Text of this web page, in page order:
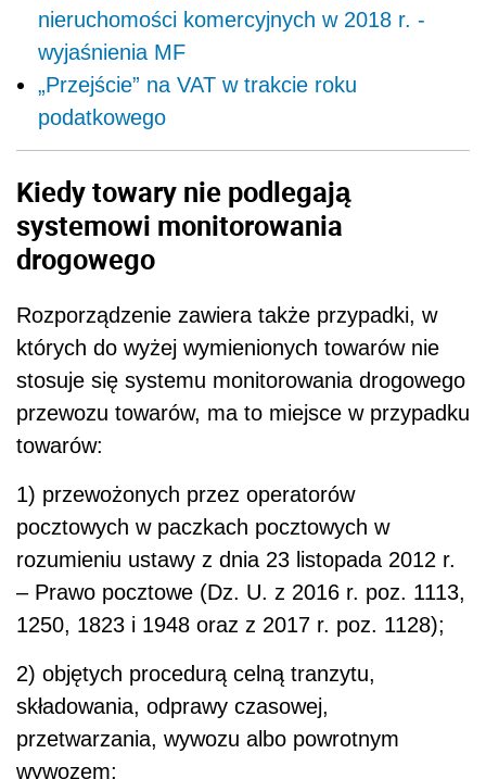
nieruchomości komercyjnych w 2018 r. -
wyjaśnienia MF
„Przejście” na VAT w trakcie roku
podatkowego
Kiedy towary nie podlegają
systemowi monitorowania
drogowego
Rozporządzenie zawiera także przypadki, w
których do wyżej wymienionych towarów nie
stosuje się systemu monitorowania drogowego
przewozu towarów, ma to miejsce w przypadku
towarów:
1) przewożonych przez operatorów
pocztowych w paczkach pocztowych w
rozumieniu ustawy z dnia 23 listopada 2012 r.
– Prawo pocztowe (Dz. U. z 2016 r. poz. 1113,
1250, 1823 i 1948 oraz z 2017 r. poz. 1128);
2) objętych procedurą celną tranzytu,
składowania, odprawy czasowej,
przetwarzania, wywozu albo powrotnym
wywozem;